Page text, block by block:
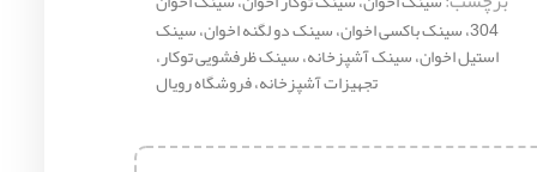
304، سینک باکسی اخوان، سینک دو لگنه اخوان، سینک
استیل اخوان، سینک آشپزخانه، سینک ظرفشویی توکار،
تجهیزات آشپزخانه، فروشگاه رویال